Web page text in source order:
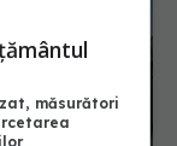
măsurători